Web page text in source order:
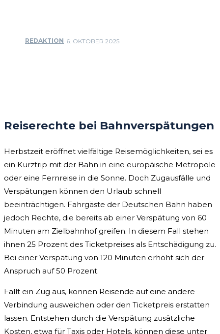
REDAKTION 6. OKTOBER 2025
Reiserechte bei Bahnverspätungen
Herbstzeit eröffnet vielfältige Reisemöglichkeiten, sei es
ein Kurztrip mit der Bahn in eine europäische Metropole
oder eine Fernreise in die Sonne. Doch Zugausfälle und
Verspätungen können den Urlaub schnell
beeinträchtigen. Fahrgäste der Deutschen Bahn haben
jedoch Rechte, die bereits ab einer Verspätung von 60
Minuten am Zielbahnhof greifen. In diesem Fall stehen
ihnen 25 Prozent des Ticketpreises als Entschädigung zu.
Bei einer Verspätung von 120 Minuten erhöht sich der
Anspruch auf 50 Prozent.
Fällt ein Zug aus, können Reisende auf eine andere
Verbindung ausweichen oder den Ticketpreis erstatten
lassen. Entstehen durch die Verspätung zusätzliche
Kosten, etwa für Taxis oder Hotels, können diese unter